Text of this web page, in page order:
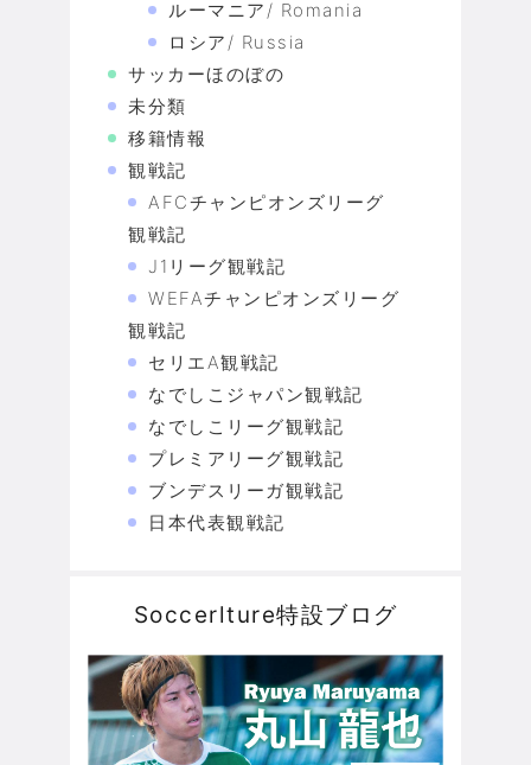
ルーマニア/ Romania
ロシア/ Russia
サッカーほのぼの
未分類
移籍情報
観戦記
AFCチャンピオンズリーグ
観戦記
J1リーグ観戦記
WEFAチャンピオンズリーグ
観戦記
セリエA観戦記
なでしこジャパン観戦記
なでしこリーグ観戦記
プレミアリーグ観戦記
ブンデスリーガ観戦記
日本代表観戦記
Soccerlture特設ブログ